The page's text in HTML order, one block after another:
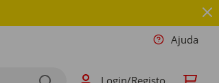
Ajuda
Login/Registo